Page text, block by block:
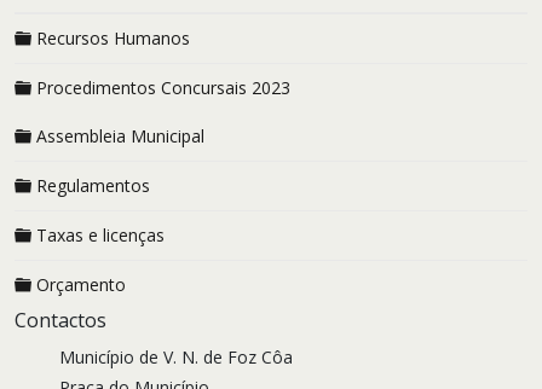
Recursos Humanos
Procedimentos Concursais 2023
Assembleia Municipal
Regulamentos
Taxas e licenças
Orçamento
Contactos
Município de V. N. de Foz Côa